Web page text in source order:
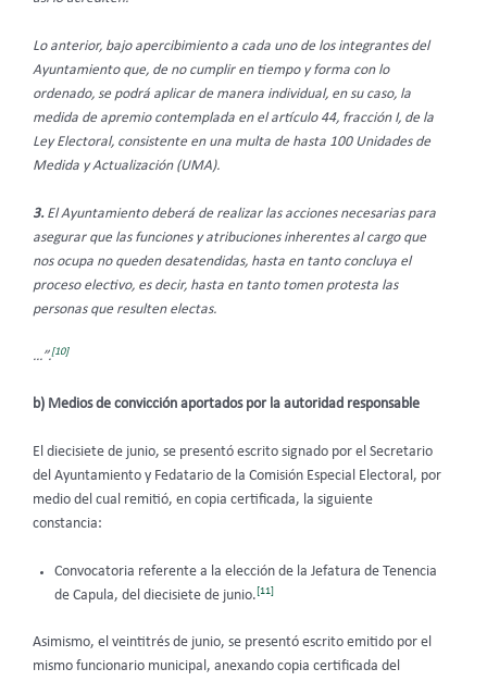
Lo anterior, bajo apercibimiento a cada uno de los integrantes del
Ayuntamiento que, de no cumplir en tiempo y forma con lo
ordenado, se podrá aplicar de manera individual, en su caso, la
medida de apremio contemplada en el artículo 44, fracción I, de la
Ley Electoral, consistente en una multa de hasta 100 Unidades de
Medida y Actualización (UMA).
3.El Ayuntamiento deberá de realizar las acciones necesarias para
asegurar que las funciones y atribuciones inherentes al cargo que
nos ocupa no queden desatendidas, hasta en tanto concluya el
proceso electivo, es decir, hasta en tanto tomen protesta las
personas que resulten electas.
…”.[10]
b) Medios de convicción aportados por la autoridad responsable
El diecisiete de junio, se presentó escrito signado por el Secretario
del Ayuntamiento y Fedatario de la Comisión Especial Electoral, por
medio del cual remitió, en copia certificada, la siguiente
constancia:
Convocatoria referente a la elección de la Jefatura de Tenencia
de Capula, del diecisiete de junio.[11]
Asimismo, el veintitrés de junio, se presentó escrito emitido por el
mismo funcionario municipal, anexando copia certificada del